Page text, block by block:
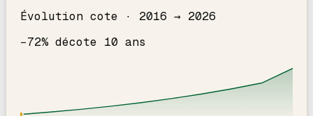
Évolution cote · 2016 → 2026
−72% décote 10 ans